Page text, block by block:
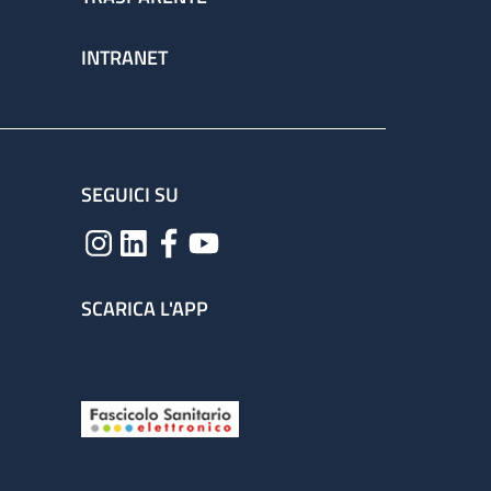
INTRANET
SEGUICI SU
SCARICA L'APP